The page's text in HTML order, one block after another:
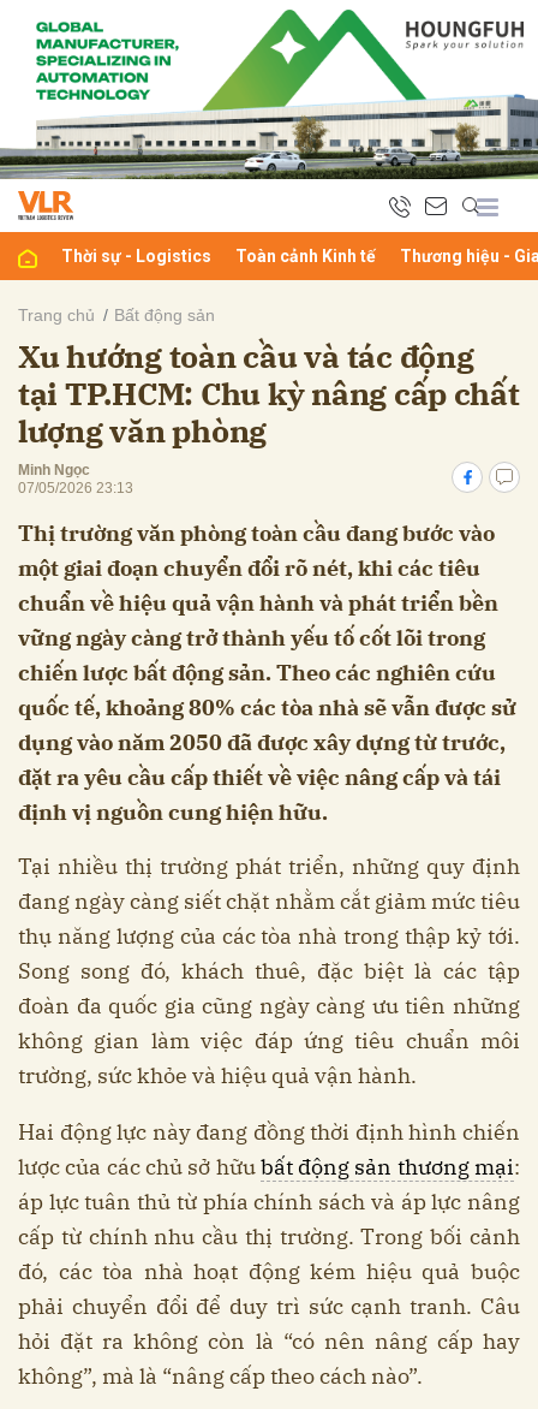
Thời sự - Logistics Toàn cảnh Kinh tế Thương hiệu -
Trang chủ Bất động sản
Xu hướng toàn cầu và tác động
tại TP.HCM: Chu kỳ nâng cấp chất
lượng văn phòng
Minh Ngọc
07/05/2026 23:13
Thị trường văn phòng toàn cầu đang bước vào
một giai đoạn chuyển đổi rõ nét, khi các tiêu
chuẩn về hiệu quả vận hành và phát triển bền
vững ngày càng trở thành yếu tố cốt lõi trong
chiến lược bất động sản. Theo các nghiên cứu
quốc tế, khoảng 80% các tòa nhà sẽ vẫn được sử
dụng vào năm 2050 đã được xây dựng từ trước,
đặt ra yêu cầu cấp thiết về việc nâng cấp và tái
định vị nguồn cung hiện hữu.
Tại nhiều thị trường phát triển, những quy định
đang ngày càng siết chặt nhằm cắt giảm mức tiêu
thụ năng lượng của các tòa nhà trong thập kỷ tới.
Song song đó, khách thuê, đặc biệt là các tập
đoàn đa quốc gia cũng ngày càng ưu tiên những
không gian làm việc đáp ứng tiêu chuẩn môi
trường, sức khỏe và hiệu quả vận hành.
Hai động lực này đang đồng thời định hình chiến
lược của các chủ sở hữubất động sản thương mại:
áp lực tuân thủ từ phía chính sách và áp lực nâng
cấp từ chính nhu cầu thị trường. Trong bối cảnh
đó, các tòa nhà hoạt động kém hiệu quả buộc
phải chuyển đổi để duy trì sức cạnh tranh. Câu
hỏi đặt ra không còn là “có nên nâng cấp hay
không”, mà là “nâng cấp theo cách nào”.
luận
Hủy